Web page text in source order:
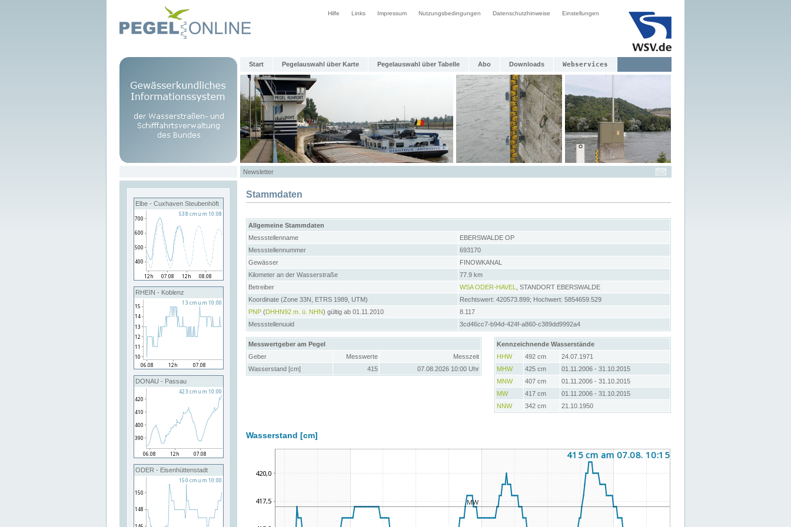
Hilfe Links Impressum Nutzungsbedingungen Datenschutzhinweise Einstellungen
Start Pegelauswahl über Karte Pegelauswahl über Tabelle Abo Downloads Webservices
Newsletter
Elbe - Cuxhaven Steubenhöft
RHEIN - Koblenz
DONAU - Passau
ODER - Eisenhüttenstadt
Stammdaten
Allgemeine Stammdaten
Messstellenname
EBERSWALDE OP
Messstellennummer
693170
Gewässer
FINOWKANAL
Kilometer an der Wasserstraße
77.9 km
Betreiber
WSA ODER-HAVEL
, STANDORT EBERSWALDE
Koordinate (Zone 33N, ETRS 1989, UTM)
Rechtswert: 420573.899; Hochwert: 5854659.529
PNP (DHHN92 m. ü. NHN) gültig ab 01.11.2010
8.117
Messstellenuuid
3cd46cc7-b94d-424f-a860-c389dd9992a4
Messwertgeber am Pegel
Geber
Messwerte
Messzeit
Wasserstand [cm]
415 07.08.2026 10:00 Uhr
Kennzeichnende Wasserstände
HHW
492 cm
24.07.1971
MHW
425 cm
01.11.2006 - 31.10.2015
MNW
407 cm
01.11.2006 - 31.10.2015
MW
417 cm
01.11.2006 - 31.10.2015
NNW
342 cm 21.10.1950
Wasserstand [cm]